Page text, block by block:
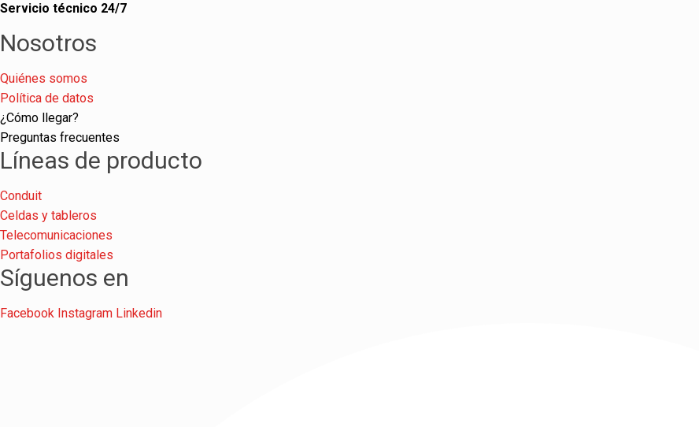
Servicio técnico 24/7
Nosotros
Quiénes somos
Política de datos
¿Cómo llegar?
Preguntas frecuentes
Líneas de producto
Conduit
Celdas y tableros
Telecomunicaciones
Portafolios digitales
Síguenos en
Facebook Instagram Linkedin